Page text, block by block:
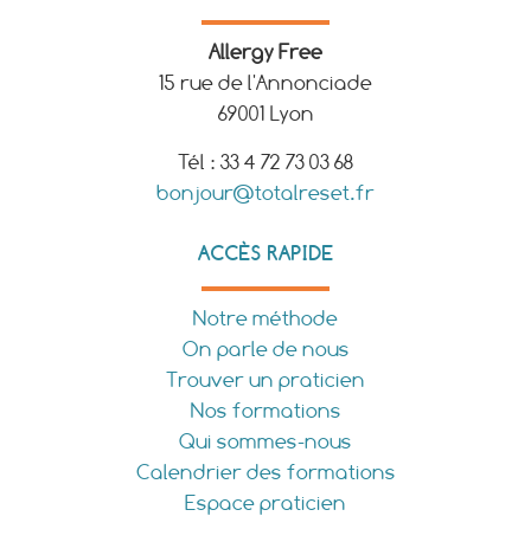
Allergy Free
15 rue de l'Annonciade
69001 Lyon
Tél : 33 4 72 73 03 68
bonjour@totalreset.fr
ACCÈS RAPIDE
Notre méthode
On parle de nous
Trouver un praticien
Nos formations
Qui sommes-nous
Calendrier des formations
Espace praticien